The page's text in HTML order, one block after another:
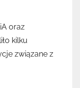
oraz
kilku
związane z